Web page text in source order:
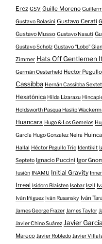
Erez GSV Guille Moreno
Gustavo Bolasini Gustavo Cerati
Gustavo Musso Gustavo Nasuti
Gustavo Scholz Gustavo “Lobo”
Zimmer Hats Off Gentlemen
Germán Oesterheld Hector Pegullo
Cassibba Hernán Cassibba
Hexatónica Hilda Lizarazu
Holdsworth Pasqua Haslip
Huancara Hugo & Los Gemelos
García Hugo Gonzalez Neira Huinca
Hallal Héctor Pegullo Trío Identikit
Septeto Ignacio Puccini Igor
fusión INAMU Initial Gravity
Irreal Isidoro Blaisten Isobar Iszil
Iván Iñiguez Iván Rusansky Iván
James George Frazer James Taylor
Javier Chino Suárez Javier García
Mareco Javier Robledo Javier